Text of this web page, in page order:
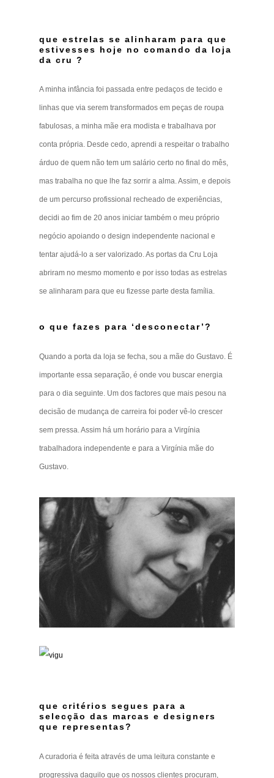
que estrelas se alinharam para que
estivesses hoje no comando da loja
da cru ?
A minha infância foi passada entre pedaços de tecido e
linhas que via serem transformados em peças de roupa
fabulosas, a minha mãe era modista e trabalhava por
conta própria. Desde cedo, aprendi a respeitar o trabalho
árduo de quem não tem um salário certo no final do mês,
mas trabalha no que lhe faz sorrir a alma. Assim, e depois
de um percurso profissional recheado de experiências,
decidi ao fim de 20 anos iniciar também o meu próprio
negócio apoiando o design independente nacional e
tentar ajudá-lo a ser valorizado. As portas da Cru Loja
abriram no mesmo momento e por isso todas as estrelas
se alinharam para que eu fizesse parte desta família.
o que fazes para ‘desconectar’?
Quando a porta da loja se fecha, sou a mãe do Gustavo. É
importante essa separação, é onde vou buscar energia
para o dia seguinte. Um dos factores que mais pesou na
decisão de mudança de carreira foi poder vê-lo crescer
sem pressa. Assim há um horário para a Virgínia
trabalhadora independente e para a Virgínia mãe do
Gustavo.
que critérios segues para a
selecção das marcas e designers
que representas?
A curadoria é feita através de uma leitura constante e
progressiva daquilo que os nossos clientes procuram,